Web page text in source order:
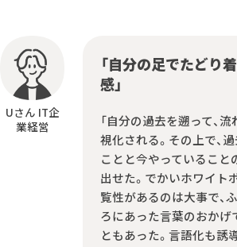
Uさん IT企
業経営
「自分の足でたどり
感」
「自分の過去を遡って、
視化される。その上で、
ことと今やっていること
出せた。でかいホワイト
覧性があるのは大事で、
ろにあった言葉のおかげ
ともあった。言語化も誘